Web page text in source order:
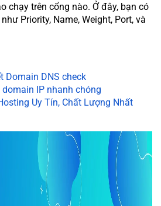
chạy trên cổng nào. Ở đây, bạn có
Priority, Name, Weight, Port, và
Domain DNS check
IP nhanh chóng
Uy Tín, Chất Lượng Nhất